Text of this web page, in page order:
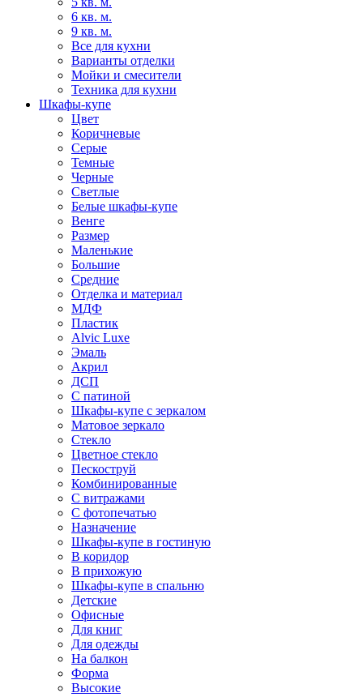
6 кв. м.
9 кв. м.
Все для кухни
Варианты отделки
Мойки и смесители
Техника для кухни
Шкафы-купе
Цвет
Коричневые
Серые
Темные
Черные
Светлые
Белые шкафы-купе
Венге
Размер
Маленькие
Большие
Средние
Отделка и материал
МДФ
Пластик
Alvic Luxe
Эмаль
Акрил
ДСП
С патиной
Шкафы-купе с зеркалом
Матовое зеркало
Стекло
Цветное стекло
Пескоструй
Комбинированные
С витражами
С фотопечатью
Назначение
Шкафы-купе в гостиную
В коридор
В прихожую
Шкафы-купе в спальню
Детские
Офисные
Для книг
Для одежды
На балкон
Форма
Высокие